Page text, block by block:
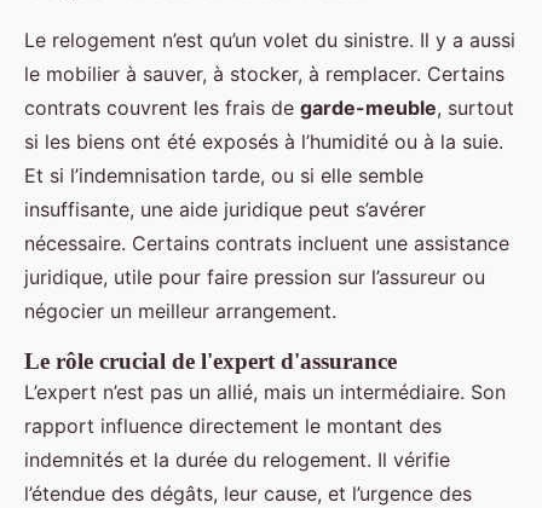
Le relogement n’est qu’un volet du sinistre. Il y a aussi
le mobilier à sauver, à stocker, à remplacer. Certains
contrats couvrent les frais de garde-meuble, surtout
si les biens ont été exposés à l’humidité ou à la suie.
Et si l’indemnisation tarde, ou si elle semble
insuffisante, une aide juridique peut s’avérer
nécessaire. Certains contrats incluent une assistance
juridique, utile pour faire pression sur l’assureur ou
négocier un meilleur arrangement.
Le rôle crucial de l'expert d'assurance
L’expert n’est pas un allié, mais un intermédiaire. Son
rapport influence directement le montant des
indemnités et la durée du relogement. Il vérifie
l’étendue des dégâts, leur cause, et l’urgence des